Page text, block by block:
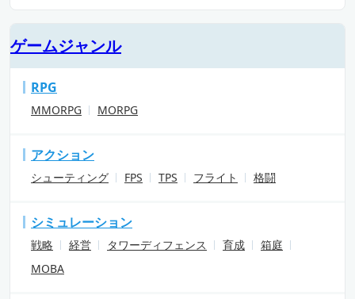
ゲームジャンル
RPG
MMORPG MORPG
アクション
シューティング FPS TPS フライト 格闘
シミュレーション
戦略 経営 タワーディフェンス 育成
箱庭
MOBA